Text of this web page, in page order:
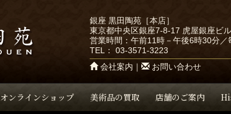
オンラインショップ 美術品の買取 店舗のご案内
銀座 黒田陶苑［本店］
東京都中央区銀座7-8-17 虎屋銀座ビ
営業時間：午前11時－午後6時30分／
TEL： 03-3571-3223
会社案内
お問い合わせ